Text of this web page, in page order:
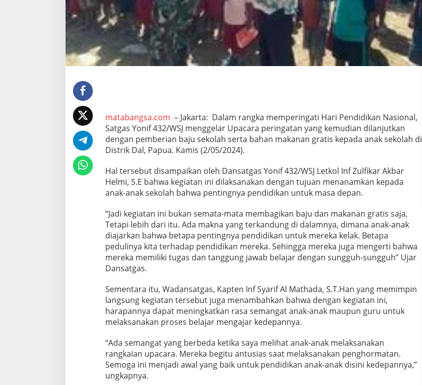
a
&
B
i
j
u
S
e
o
l
a
h
r
a
t
s
P
r
n
g
a
a
H
a
r
i
matabangsa.com – Jakarta: Dalam rangka memperingati Hari Pendidikan Nasional,
Satgas Yonif 432/WSJ menggelar Upacara peringatan yang kemudian dilanjutkan
dengan pemberian baju sekolah serta bahan makanan gratis kepada anak sekolah di
Distrik Dal, Papua. Kamis (2/05/2024).
Hal tersebut disampaikan oleh Dansatgas Yonif 432/WSJ Letkol Inf Zulfikar Akbar
Helmi, S.E bahwa kegiatan ini dilaksanakan dengan tujuan menanamkan kepada
anak-anak sekolah bahwa pentingnya pendidikan untuk masa depan.
“Jadi kegiatan ini bukan semata-mata membagikan baju dan makanan gratis saja,
Tetapi lebih dari itu. Ada makna yang terkandung di dalamnya, dimana anak-anak
diajarkan bahwa betapa pentingnya pendidikan untuk mereka kelak. Betapa
pedulinya kita terhadap pendidikan mereka. Sehingga mereka juga mengerti bahwa
mereka memiliki tugas dan tanggung jawab belajar dengan sungguh-sungguh” Ujar
Dansatgas.
Sementara itu, Wadansatgas, Kapten Inf Syarif Al Mathada, S.T.Han yang memimpin
langsung kegiatan tersebut juga menambahkan bahwa dengan kegiatan ini,
harapannya dapat meningkatkan rasa semangat anak-anak maupun guru untuk
melaksanakan proses belajar mengajar kedepannya.
“Ada semangat yang berbeda ketika saya melihat anak-anak melaksanakan
rangkaian upacara. Mereka begitu antusias saat melaksanakan penghormatan.
Semoga ini menjadi awal yang baik untuk pendidikan anak-anak disini kedepannya,”
ungkapnya.